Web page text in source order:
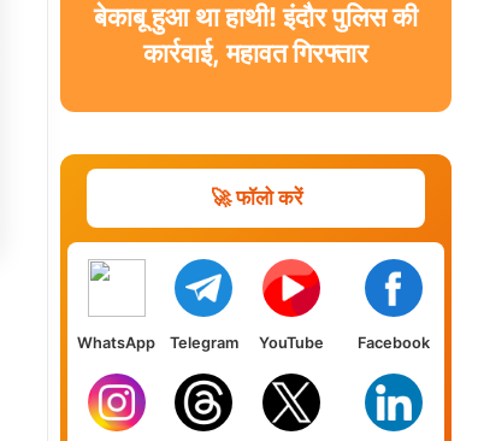
बेकाबू हुआ था हाथी! इंदौर पुलिस की
कार्रवाई, महावत गिरफ्तार
🚀 फॉलो करें
WhatsApp Telegram YouTube Facebook